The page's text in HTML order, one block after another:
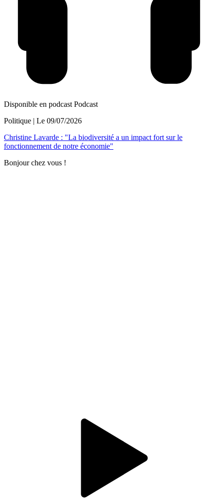
Disponible en podcast Podcast
Politique | Le 09/07/2026
Christine Lavarde : "La biodiversité a un impact fort sur le
fonctionnement de notre économie"
Bonjour chez vous !